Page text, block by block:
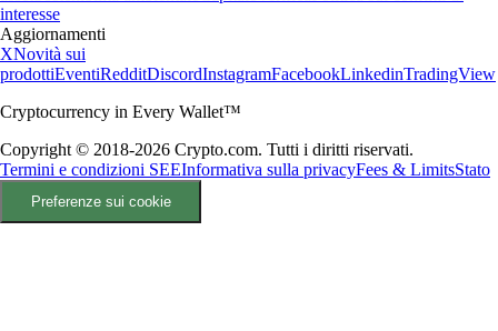
interesse
Aggiornamenti
XNovità sui
prodottiEventiRedditDiscordInstagramFacebookLinkedinTradingView
Cryptocurrency in Every Wallet™
Copyright © 2018-2026 Crypto.com. Tutti i diritti riservati.
Termini e condizioni SEEInformativa sulla privacyFees & LimitsStato
Preferenze sui cookie